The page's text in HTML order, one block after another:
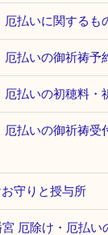
厄払いに関するも
払いの御祈祷予
払いの初穂料・
厄払いの御祈祷受
守りと授与所
厄除け・厄払い